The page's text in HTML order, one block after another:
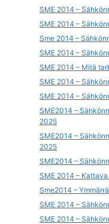
SME 2014 –
SME 2014 –
Sme 2014 –
SME 2014 –
SME 2014 – Mitä
SME 2014 –
SME 2014 –
SME2014 –
2025
SME2014 –
2025
SME2014 –
SME 2014 –
Sme2014 –
SME 2014 –
SME 2014 –